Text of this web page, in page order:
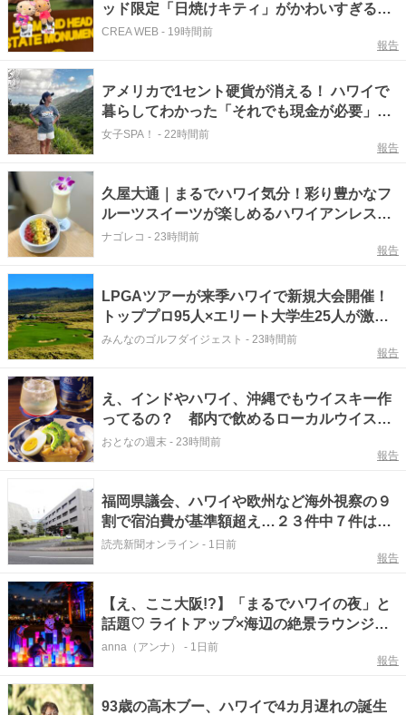
ッド限定「日焼けキティ」がかわいすぎる！
《日焼けポチャッコ、ぐでたまも》
CREA WEB - 19時間前
報告
アメリカで1セント硬貨が消える！ ハワイで
暮らしてわかった「それでも現金が必要」な
ワケ
女子SPA！ - 22時間前
報告
久屋大通｜まるでハワイ気分！彩り豊かなフ
ルーツスイーツが楽しめるハワイアンレスト
ラン
ナゴレコ - 23時間前
報告
LPGAツアーが来季ハワイで新規大会開催！
トッププロ95人×エリート大学生25人が激突
する「ナネアカップ」【米女子ツアー】
みんなのゴルフダイジェスト - 23時間前
報告
え、インドやハワイ、沖縄でもウイスキー作
ってるの？ 都内で飲めるローカルウイスキ
ー＆フード3選
おとなの週末 - 23時間前
報告
福岡県議会、ハワイや欧州など海外視察の９
割で宿泊費が基準額超え…２３件中７件は１
泊１０万円以上
読売新聞オンライン - 1日前
報告
【え、ここ大阪!?】「まるでハワイの夜」と
話題♡ ライトアップ×海辺の絶景ラウンジで
非日常を味わう夏
anna（アンナ） - 1日前
報告
93歳の高木ブー、ハワイで4カ月遅れの誕生